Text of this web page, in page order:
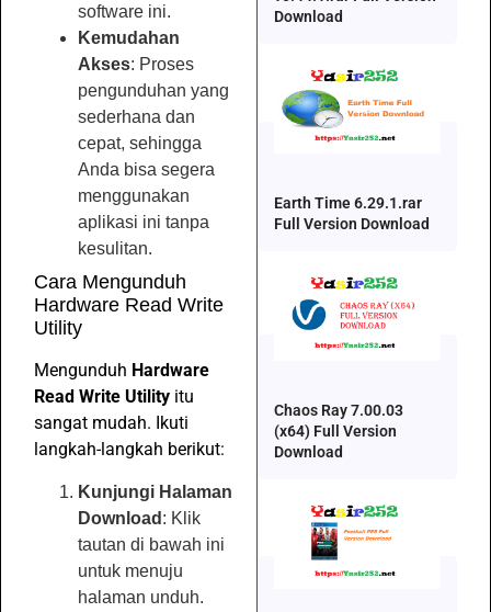
software ini.
Kemudahan
Akses: Proses
pengunduhan yang
sederhana dan
cepat, sehingga
Anda bisa segera
menggunakan
aplikasi ini tanpa
kesulitan.
Cara Mengunduh
Hardware Read Write
Utility
Mengunduh Hardware
Read Write Utility itu
sangat mudah. Ikuti
langkah-langkah berikut:
Kunjungi Halaman
Download : Klik
tautan di bawah ini
untuk menuju
halaman unduh.
Download
Earth Time 6.29.1.rar
Full Version Download
Chaos Ray 7.00.03
(x64) Full Version
Download